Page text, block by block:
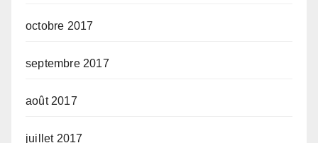
octobre 2017
septembre 2017
août 2017
juillet 2017